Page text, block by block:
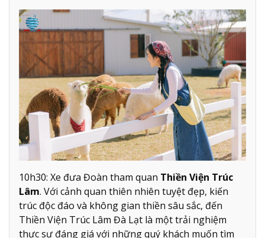
10h30: Xe đưa Đoàn tham quan Thiền Viện Trúc
Lâm. Với cảnh quan thiên nhiên tuyệt đẹp, kiến
trúc độc đáo và không gian thiền sâu sắc, đến
Thiền Viện Trúc Lâm Đà Lạt là một trải nghiệm
thực sự đáng giá với những quý khách muốn tìm